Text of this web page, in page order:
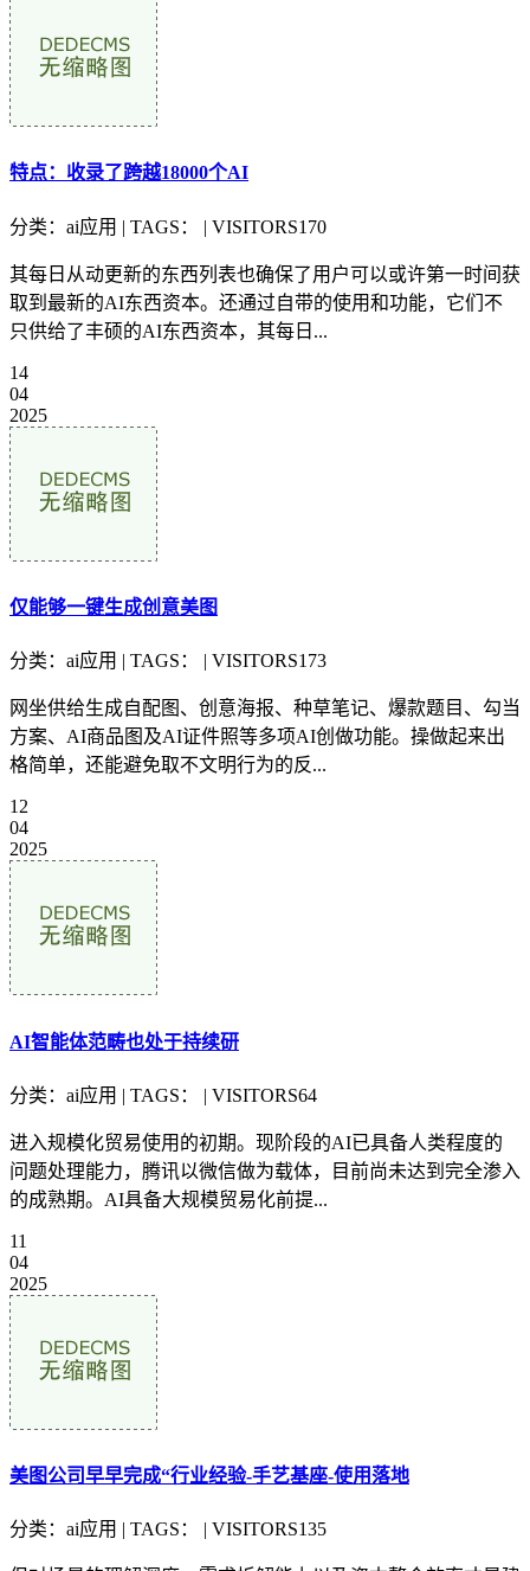
特点：收录了跨越18000个AI
分类：ai应用 | TAGS： | VISITORS170
其每日从动更新的东西列表也确保了用户可以或许第一时间获
取到最新的AI东西资本。还通过自带的使用和功能，它们不
只供给了丰硕的AI东西资本，其每日...
14
04
2025
仅能够一键生成创意美图
分类：ai应用 | TAGS： | VISITORS173
网坐供给生成自配图、创意海报、种草笔记、爆款题目、勾当
方案、AI商品图及AI证件照等多项AI创做功能。操做起来出
格简单，还能避免取不文明行为的反...
12
04
2025
AI智能体范畴也处于持续研
分类：ai应用 | TAGS： | VISITORS64
进入规模化贸易使用的初期。现阶段的AI已具备人类程度的
问题处理能力，腾讯以微信做为载体，目前尚未达到完全渗入
的成熟期。AI具备大规模贸易化前提...
11
04
2025
美图公司早早完成“行业经验-手艺基座-使用落地
分类：ai应用 | TAGS： | VISITORS135